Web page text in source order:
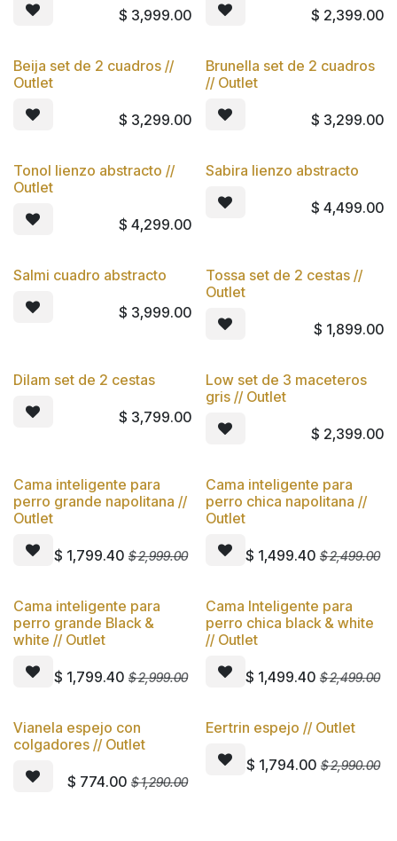
$ 3,999.00 $ 2,399.00
Beija set de 2 cuadros //
Outlet
$ 3,299.00
Brunella set de 2 cuadros
// Outlet
$ 3,299.00
Tonol lienzo abstracto //
Outlet
$ 4,299.00
Sabira lienzo abstracto
$ 4,499.00
Salmi cuadro abstracto
$ 3,999.00
Tossa set de 2 cestas //
Outlet
$ 1,899.00
Dilam set de 2 cestas
$ 3,799.00
Low set de 3 maceteros
gris // Outlet
$ 2,399.00
Oferta
Cama inteligente para
perro grande napolitana //
Outlet
$ 1,799.40 $2,999.00
Oferta
Cama inteligente para
perro chica napolitana //
Outlet
$ 1,499.40 $2,499.00
Oferta
Cama inteligente para
perro grande Black &
white // Outlet
$ 1,799.40 $2,999.00
Oferta
Cama Inteligente para
perro chica black & white
// Outlet
$ 1,499.40 $2,499.00
Oferta
Vianela espejo con
colgadores // Outlet
$ 774.00 $1,290.00
Oferta
Eertrin espejo // Outlet
$ 1,794.00 $2,990.00